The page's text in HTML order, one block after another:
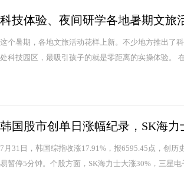
科技体验、夜间研学各地暑期文旅
这个暑期，各地文旅活动花样上新。不少地方推出了
处科技园区，最吸引孩子的就是零距离的实操体验。
韩国股市创单日涨幅纪录，SK海
7月31日，韩国综指收涨17.91%，报6595.45点，创
易暂停5分钟。个股方面，SK海力士大涨30%，三星